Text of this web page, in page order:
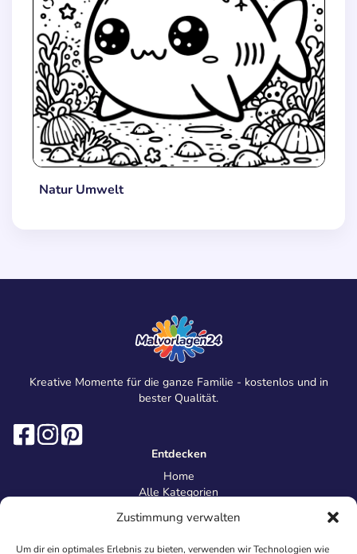
Zustimmung verwalten
Um dir ein optimales Erlebnis zu bieten, verwenden wir Technologien wie
Natur Umwelt
Kreative Momente für die ganze Familie - kostenlos und in
bester Qualität.
Entdecken
Home
Alle Kategorien
Information
Über uns